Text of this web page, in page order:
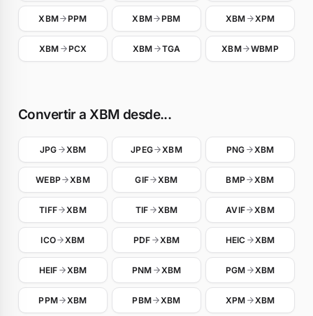
XBM PPM XBM PBM XBM XPM
XBM PCX XBM TGA XBM WBMP
Convertir a XBM desde...
JPG XBM JPEG XBM PNG XBM
WEBP XBM GIF XBM BMP XBM
TIFF XBM TIF XBM AVIF XBM
ICO XBM PDF XBM HEIC XBM
HEIF XBM PNM XBM PGM XBM
PPM XBM PBM XBM XPM XBM